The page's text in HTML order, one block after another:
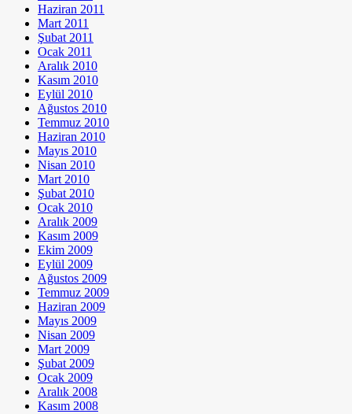
Haziran 2011
Mart 2011
Şubat 2011
Ocak 2011
Aralık 2010
Kasım 2010
Eylül 2010
Ağustos 2010
Temmuz 2010
Haziran 2010
Mayıs 2010
Nisan 2010
Mart 2010
Şubat 2010
Ocak 2010
Aralık 2009
Kasım 2009
Ekim 2009
Eylül 2009
Ağustos 2009
Temmuz 2009
Haziran 2009
Mayıs 2009
Nisan 2009
Mart 2009
Şubat 2009
Ocak 2009
Aralık 2008
Kasım 2008